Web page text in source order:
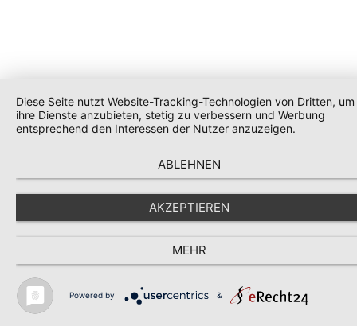
Diese Seite nutzt Website-Tracking-Technologien von Dritten, um
ihre Dienste anzubieten, stetig zu verbessern und Werbung
entsprechend den Interessen der Nutzer anzuzeigen.
ABLEHNEN
AKZEPTIEREN
MEHR
Powered by &